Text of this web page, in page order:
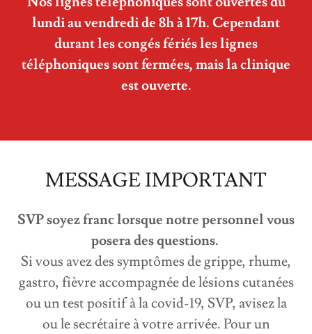
lundi au vendredi de 8h à 17h. Cependant
durant les congés fériés les lignes
téléphoniques sont fermées, mais la clinique
est ouverte.
MESSAGE IMPORTANT
SVP soyez franc lorsque notre personnel vous
posera des questions.
Si vous avez des symptômes de grippe, rhume,
gastro, fièvre accompagnée de lésions cutanées
ou un test positif à la covid-19, SVP, avisez la
ou le secrétaire à votre arrivée. Pour un